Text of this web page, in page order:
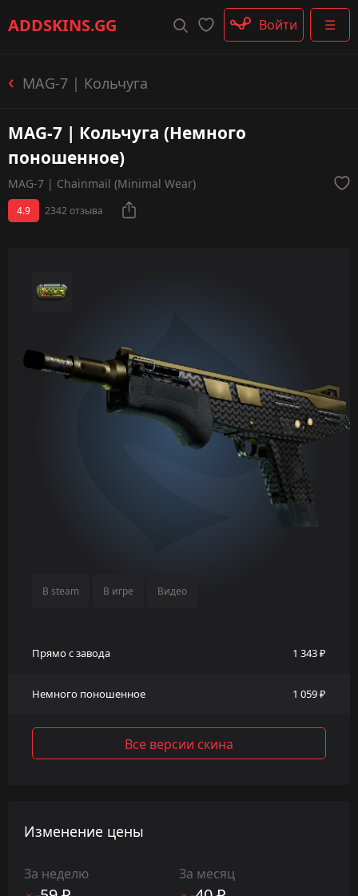
ADDSKINS.GG ☰
Пистолеты-пулемёты
Перчатки
Войти
MAG-7 | Кольчуга
MAG-7 | Кольчуга (Немного
поношенное)
MAG-7 | Chainmail (Minimal Wear)
4.9 2342 отзыва
В steam В игре Видео
Прямо с завода 1 343 ₽
Немного поношенное 1 059 ₽
Все версии скина
Изменение цены
За неделю За месяц